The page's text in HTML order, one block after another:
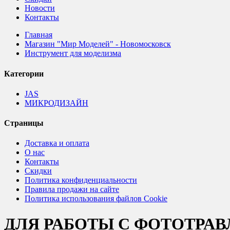
Новости
Контакты
Главная
Магазин "Мир Моделей" - Новомосковск
Инструмент для моделизма
Категории
JAS
МИКРОДИЗАЙН
Страницы
Доставка и оплата
О нас
Контакты
Скидки
Политика конфиденциальности
Правила продажи на сайте
Политика использования файлов Cookie
ДЛЯ РАБОТЫ С